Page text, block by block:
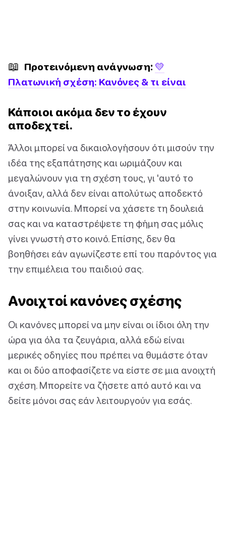
📖 Προτεινόμενη ανάγνωση: 💛
Πλατωνική σχέση: Κανόνες & τι είναι
Κάποιοι ακόμα δεν το έχουν
αποδεχτεί.
Άλλοι μπορεί να δικαιολογήσουν ότι μισούν την
ιδέα της εξαπάτησης και ωριμάζουν και
μεγαλώνουν για τη σχέση τους, γι 'αυτό το
άνοιξαν, αλλά δεν είναι απολύτως αποδεκτό
στην κοινωνία. Μπορεί να χάσετε τη δουλειά
σας και να καταστρέψετε τη φήμη σας μόλις
γίνει γνωστή στο κοινό. Επίσης, δεν θα
βοηθήσει εάν αγωνίζεστε επί του παρόντος για
την επιμέλεια του παιδιού σας.
Ανοιχτοί κανόνες σχέσης
Οι κανόνες μπορεί να μην είναι οι ίδιοι όλη την
ώρα για όλα τα ζευγάρια, αλλά εδώ είναι
μερικές οδηγίες που πρέπει να θυμάστε όταν
και οι δύο αποφασίζετε να είστε σε μια ανοιχτή
σχέση. Μπορείτε να ζήσετε από αυτό και να
δείτε μόνοι σας εάν λειτουργούν για εσάς.